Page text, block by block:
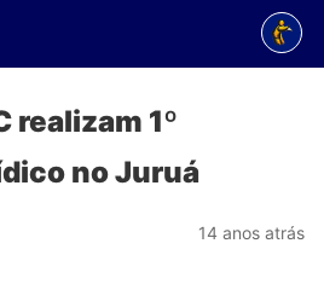
realizam 1º
no Juruá
14 anos atrás